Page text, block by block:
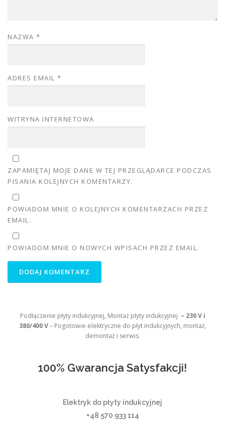
NAZWA *
ADRES EMAIL *
WITRYNA INTERNETOWA
ZAPAMIĘTAJ MOJE DANE W TEJ PRZEGLĄDARCE PODCZAS
PISANIA KOLEJNYCH KOMENTARZY.
POWIADOM MNIE O KOLEJNYCH KOMENTARZACH PRZEZ
EMAIL.
POWIADOM MNIE O NOWYCH WPISACH PRZEZ EMAIL.
Podłączenie płyty indukcyjnej, Montaż płyty indukcyjnej – 230 V i
380/400 V– Pogotowie elektryczne do płyt indukcyjnych, montaż,
demontaż i serwis.
100% Gwarancja Satysfakcji!
Elektryk do płyty indukcyjnej
+48 570 933 114